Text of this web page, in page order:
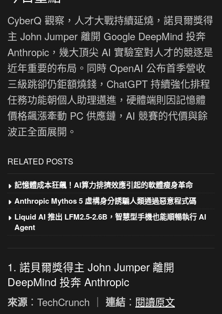
CyberQ 觀察，人才大戰持續延燒，諾貝爾獎得
主 John Jumper 離開 Google DeepMind 投奔
Anthropic，幾大頂尖 AI 實驗室對人才的競逐是
近年重要的布局。同時 OpenAI 公布首季營收
三級跳卻仍鉅額燒錢，ChatGPT 持續強化排程
任務功能朝個人助理邁進，硬體端則因記憶體
價格飆漲牽動 PC 供應鏈，AI 競賽的代價與餘
波正全面展開。
RELATED POSTS
記憶體成本狂飆！AI算力排擠效應引起的軟體瘦身革命
Anthropic Mythos 5 虛構身分誘騙人類通過惡意程式碼
Liquid AI 推出 LFM2.5-2.6B，智慧型手機也能順暢執行 AI
Agent
1. 諾貝爾獎得主 John Jumper 離開
DeepMind 投奔 Anthropic
來源 ：TechCrunch ｜ 連結 ： 閱讀原文